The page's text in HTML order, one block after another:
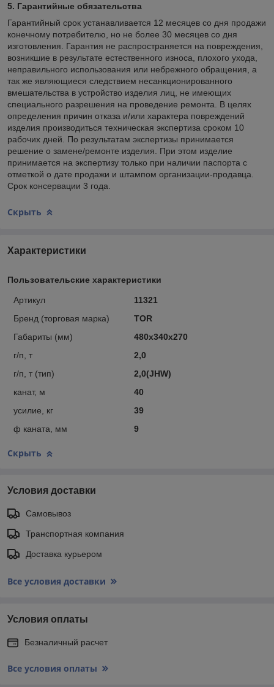
5. Гарантийные обязательства
Гарантийный срок устанавливается 12 месяцев со дня продажи
конечному потребителю, но не более 30 месяцев со дня
изготовления. Гарантия не распространяется на повреждения,
возникшие в результате естественного износа, плохого ухода,
неправильного использования или небрежного обращения, а
так же являющиеся следствием несанкционированного
вмешательства в устройство изделия лиц, не имеющих
специального разрешения на проведение ремонта. В целях
определения причин отказа и/или характера повреждений
изделия производиться техническая экспертиза сроком 10
рабочих дней. По результатам экспертизы принимается
решение о замене/ремонте изделия. При этом изделие
принимается на экспертизу только при наличии паспорта с
отметкой о дате продажи и штампом организации-продавца.
Срок консервации 3 года.
Скрыть
Характеристики
Пользовательские характеристики
Артикул
11321
Бренд (торговая марка)
TOR
Габариты (мм)
480х340х270
г/п, т
2,0
г/п, т (тип)
2,0(JHW)
канат, м
40
усилие, кг
39
ф каната, мм
9
Скрыть
Условия доставки
Самовывоз
Транспортная компания
Доставка курьером
Все условия доставки
Условия оплаты
Безналичный расчет
Все условия оплаты